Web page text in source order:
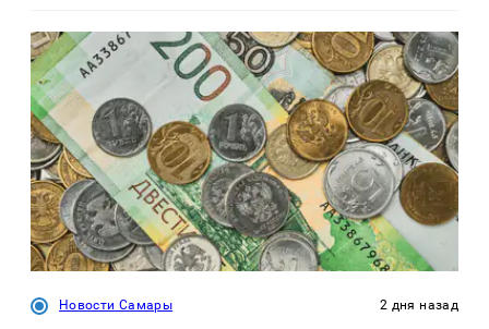
Новости Самары 2 дня назад